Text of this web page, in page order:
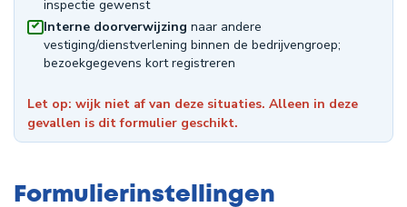
inspectie gewenst
Interne doorverwijzing naar andere
vestiging/dienstverlening binnen de bedrijvengroep;
bezoekgegevens kort registreren
Let op: wijk niet af van deze situaties. Alleen in deze
gevallen is dit formulier geschikt.
Formulierinstellingen